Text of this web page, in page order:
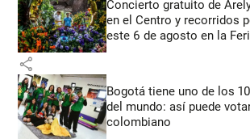
Concierto gratuito de
en el Centro y recorridos
este 6 de agosto en la
share
Bogotá tiene uno de los
del mundo: así puede
colombiano